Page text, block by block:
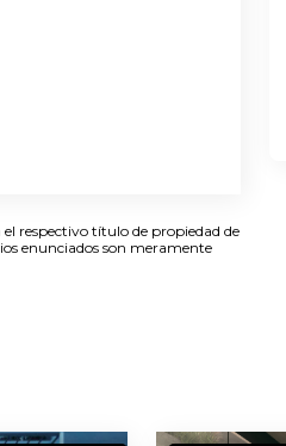
el respectivo título de propiedad de
enunciados son meramente